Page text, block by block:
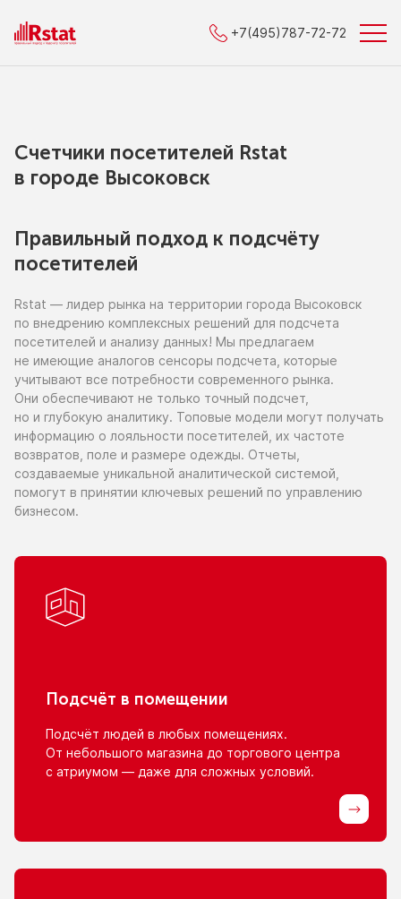
+7(495)787-72-72
Счетчики посетителей Rstat
в городe Высоковск
Правильный подход к подсчёту
посетителей
Rstat — лидер рынка на территории города Высоковск
по внедрению комплексных решений для подсчета
посетителей и анализу данных! Мы предлагаем
не имеющие аналогов сенсоры подсчета, которые
учитывают все потребности современного рынка.
Они обеспечивают не только точный подсчет,
но и глубокую аналитику. Топовые модели могут получать
информацию о лояльности посетителей, их частоте
возвратов, поле и размере одежды. Отчеты,
создаваемые уникальной аналитической системой,
помогут в принятии ключевых решений по управлению
бизнесом.
Подсчёт в помещении
Подсчёт людей в любых помещениях.
От небольшого магазина до торгового центра
с атриумом — даже для сложных условий.